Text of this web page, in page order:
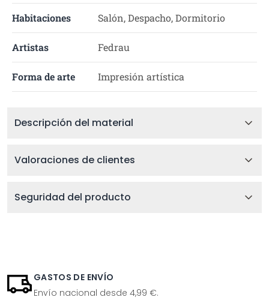
Habitaciones Salón, Despacho, Dormitorio
Artistas Fedrau
Forma de arte Impresión artística
Descripción del material
Valoraciones de clientes
Seguridad del producto
GASTOS DE ENVÍO
Envío nacional desde 4,99 €.